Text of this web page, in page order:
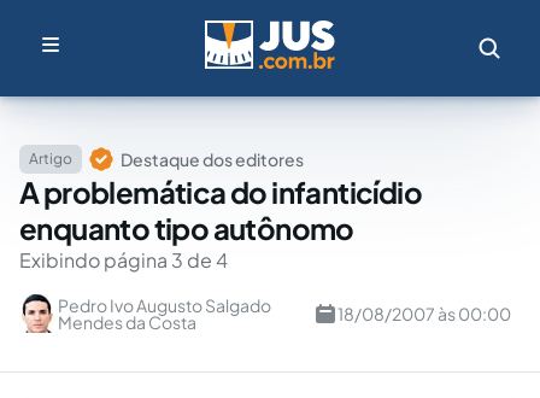
Artigo Destaque dos editores
A problemática do infanticídio
enquanto tipo autônomo
Exibindo página 3 de 4
Pedro Ivo Augusto Salgado
Mendes da Costa 18/08/2007 às 00:00